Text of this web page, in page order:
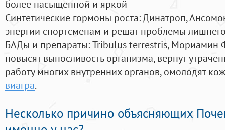
более насыщенной и яркой
Синтетические гормоны роста: Динатроп,
энергии спортсменам и решат проблемы
БАДы и препараты:Tribulus terrestris, Мориамин
повысят выносливость организма, вернут
работу многих внутренних органов, омолодят
виагра.
Несколько причино объясняющих